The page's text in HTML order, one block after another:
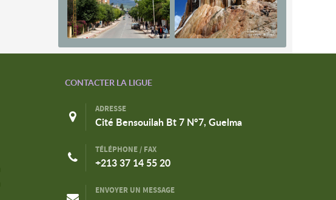
CONTACTER LA LIGUE
ADRESSE
Cité Bensouilah Bt 7 N°7, Guelma
TÉLÉPHONE / FAX
+213 37 14 55 20
ENVOYER UN MESSAGE